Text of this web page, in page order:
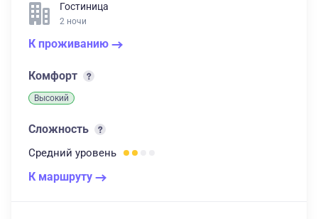
Гостиница
2 ночи
К проживанию
Комфорт
Высокий
Сложность
Средний уровень
К маршруту